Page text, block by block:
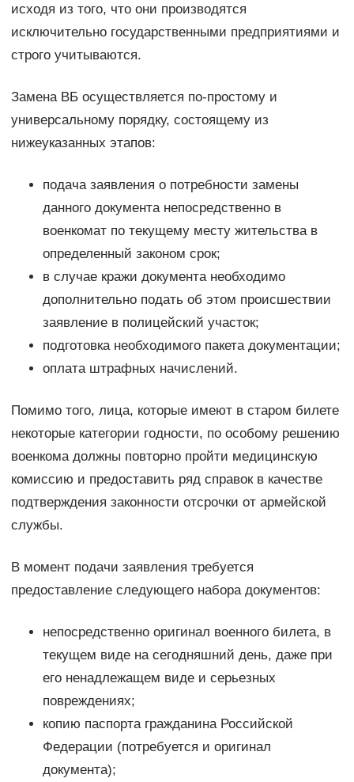
исходя из того, что они производятся
исключительно государственными предприятиями и
строго учитываются.
Замена ВБ осуществляется по-простому и
универсальному порядку, состоящему из
нижеуказанных этапов:
подача заявления о потребности замены
данного документа непосредственно в
военкомат по текущему месту жительства в
определенный законом срок;
в случае кражи документа необходимо
дополнительно подать об этом происшествии
заявление в полицейский участок;
подготовка необходимого пакета документации;
оплата штрафных начислений.
Помимо того, лица, которые имеют в старом билете
некоторые категории годности, по особому решению
военкома должны повторно пройти медицинскую
комиссию и предоставить ряд справок в качестве
подтверждения законности отсрочки от армейской
службы.
В момент подачи заявления требуется
предоставление следующего набора документов:
непосредственно оригинал военного билета, в
текущем виде на сегодняшний день, даже при
его ненадлежащем виде и серьезных
повреждениях;
копию паспорта гражданина Российской
Федерации (потребуется и оригинал
документа);